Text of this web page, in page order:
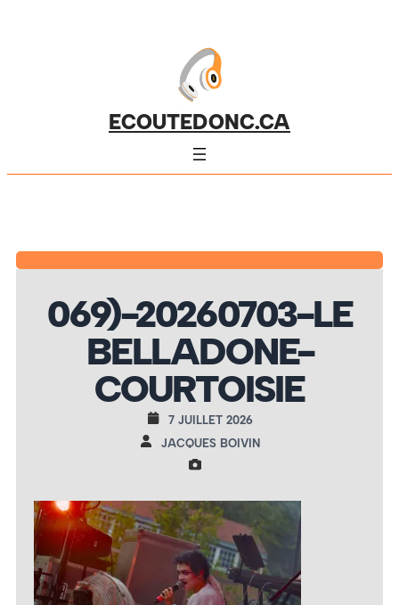
ECOUTEDONC.CA
069)-20260703-LE
BELLADONE-
COURTOISIE
7 JUILLET 2026
JACQUES BOIVIN